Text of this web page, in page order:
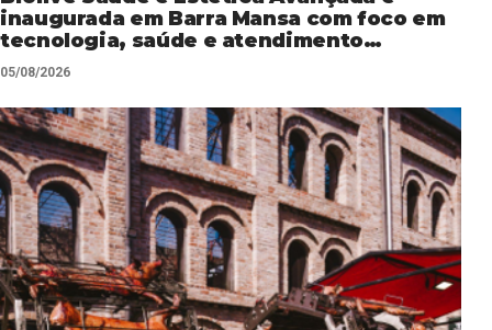
inaugurada em Barra Mansa com foco em
tecnologia, saúde e atendimento
personalizado
05/08/2026